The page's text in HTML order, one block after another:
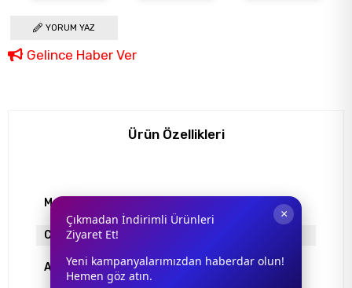
YORUM YAZ
Gelince Haber Ver
Ürün Özellikleri
Model
Cinsiyet Erkek
Antrefle Kaplama YOK
×
Çıkmadan İndirimli Ürünleri
Ziyaret Et!
Yeni kampanyalarımızdan haberdar olun!
Hemen göz atın.